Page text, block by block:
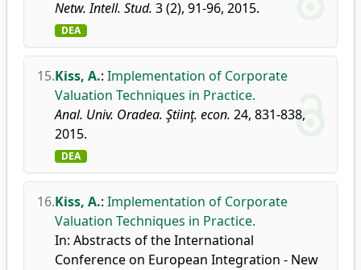
Netw. Intell. Stud. 3 (2), 91-96, 2015.
DEA
15.Kiss, A.: Implementation of Corporate
Valuation Techniques in Practice.
Anal. Univ. Oradea. Ştiinţ. econ. 24, 831-838,
2015.
DEA
16.Kiss, A.: Implementation of Corporate
Valuation Techniques in Practice.
In: Abstracts of the International
Conference on European Integration - New